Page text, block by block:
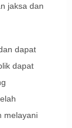
jaksa dan
dapat
dapat
melayani